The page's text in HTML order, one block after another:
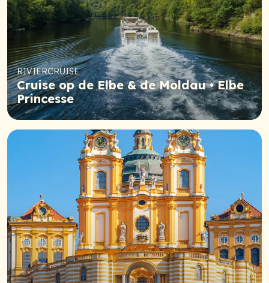
RIVIERCRUISE
Cruise op de Elbe & de Moldau • Elbe
Princesse